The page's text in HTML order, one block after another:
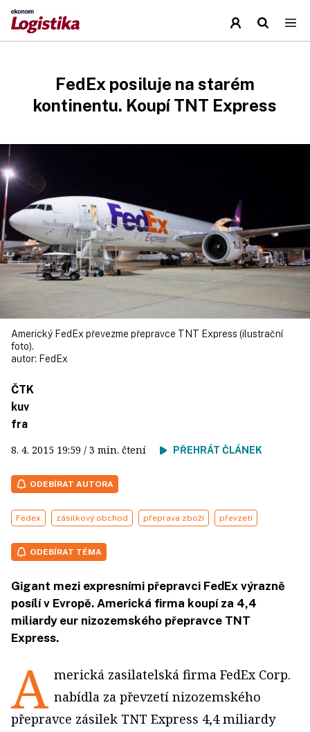
FedEx posiluje na starém
kontinentu. Koupí TNT Express
Americký FedEx převezme přepravce TNT Express (ilustrační
foto).
autor: FedEx
ČTK
kuv
fra
8. 4. 2015 19:59 / 3 min. čtení PŘEHRÁT ČLÁNEK
ODEBÍRAT AUTORA
Fedex zásilkový obchod přeprava zboží převzetí
ODEBÍRAT TÉMA
Gigant mezi expresními přepravci FedEx výrazně
posílí v Evropě. Americká firma koupí za 4,4
miliardy eur nizozemského přepravce TNT
Express.
A merická zasilatelská firma FedEx Corp.
nabídla za převzetí nizozemského
přepravce zásilek TNT Express 4,4 miliardy